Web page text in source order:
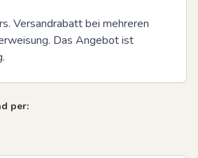
Versandrabatt bei mehreren
Das Angebot ist
per: